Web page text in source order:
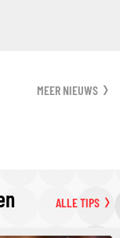
MEER NIEUWS
ALLE TIPS